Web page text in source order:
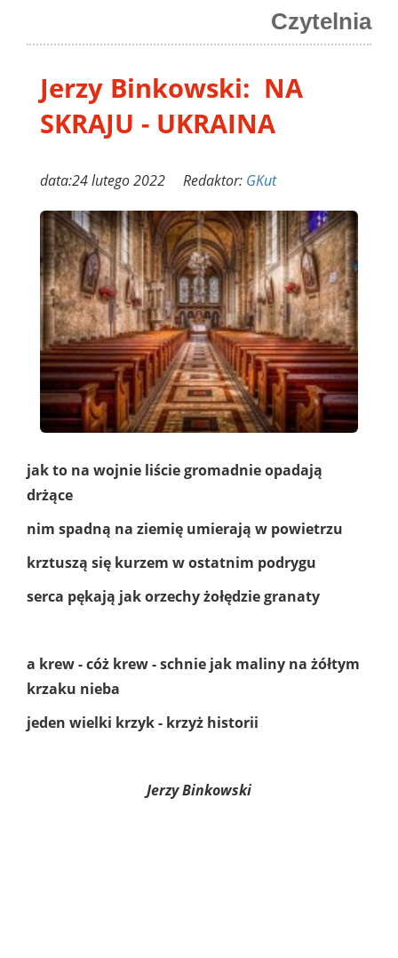
Czytelnia
Jerzy Binkowski: NA
SKRAJU - UKRAINA
data:24 lutego 2022 Redaktor: GKut
jak to na wojnie liście gromadnie opadają
drżące
nim spadną na ziemię umierają w powietrzu
krztuszą się kurzem w ostatnim podrygu
serca pękają jak orzechy żołędzie granaty
a krew - cóż krew - schnie jak maliny na żółtym
krzaku nieba
jeden wielki krzyk - krzyż historii
Jerzy Binkowski